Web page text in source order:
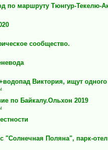
по маршруту Тюнгур-Текелю-
сообщество.
Виктория, ищут
по Байкалу.Ольхон 2019
"Солнечная Поляна", парк-